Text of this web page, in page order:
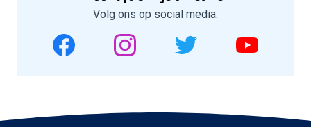
Volg ons op social media.